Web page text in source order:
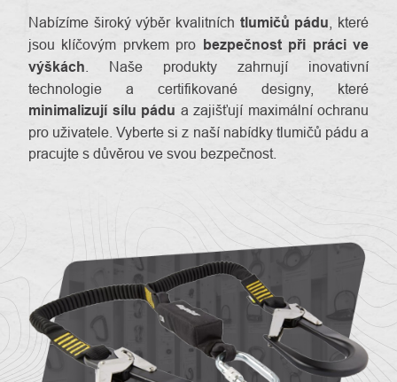
Nabízíme široký výběr kvalitních tlumičů pádu , které
jsou klíčovým prvkem pro bezpečnost při práci ve
výškách . Naše produkty zahrnují inovativní
technologie a certifikované designy, které
minimalizují sílu pádu a zajišťují maximální ochranu
pro uživatele. Vyberte si z naší nabídky tlumičů pádu a
pracujte s důvěrou ve svou bezpečnost.